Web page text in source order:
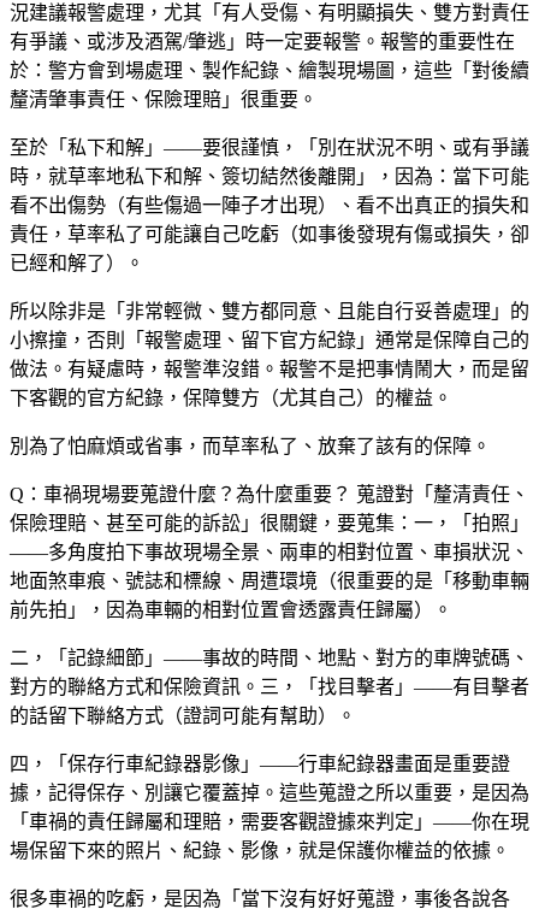
況建議報警處理，尤其「有人受傷、有明顯損失、雙方對責任
有爭議、或涉及酒駕/肇逃」時一定要報警。報警的重要性在
於：警方會到場處理、製作紀錄、繪製現場圖，這些「對後續
釐清肇事責任、保險理賠」很重要。
至於「私下和解」——要很謹慎，「別在狀況不明、或有爭議
時，就草率地私下和解、簽切結然後離開」，因為：當下可能
看不出傷勢（有些傷過一陣子才出現）、看不出真正的損失和
責任，草率私了可能讓自己吃虧（如事後發現有傷或損失，卻
已經和解了）。
所以除非是「非常輕微、雙方都同意、且能自行妥善處理」的
小擦撞，否則「報警處理、留下官方紀錄」通常是保障自己的
做法。有疑慮時，報警準沒錯。報警不是把事情鬧大，而是留
下客觀的官方紀錄，保障雙方（尤其自己）的權益。
別為了怕麻煩或省事，而草率私了、放棄了該有的保障。
Q：車禍現場要蒐證什麼？為什麼重要？ 蒐證對「釐清責任、
保險理賠、甚至可能的訴訟」很關鍵，要蒐集：一，「拍照」
——多角度拍下事故現場全景、兩車的相對位置、車損狀況、
地面煞車痕、號誌和標線、周遭環境（很重要的是「移動車輛
前先拍」，因為車輛的相對位置會透露責任歸屬）。
二，「記錄細節」——事故的時間、地點、對方的車牌號碼、
對方的聯絡方式和保險資訊。三，「找目擊者」——有目擊者
的話留下聯絡方式（證詞可能有幫助）。
四，「保存行車紀錄器影像」——行車紀錄器畫面是重要證
據，記得保存、別讓它覆蓋掉。這些蒐證之所以重要，是因為
「車禍的責任歸屬和理賠，需要客觀證據來判定」——你在現
場保留下來的照片、紀錄、影像，就是保護你權益的依據。
很多車禍的吃虧，是因為「當下沒有好好蒐證，事後各說各